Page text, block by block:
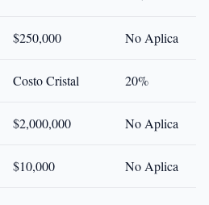
$250,000 No Aplica
Costo Cristal 20%
$2,000,000 No Aplica
$10,000 No Aplica